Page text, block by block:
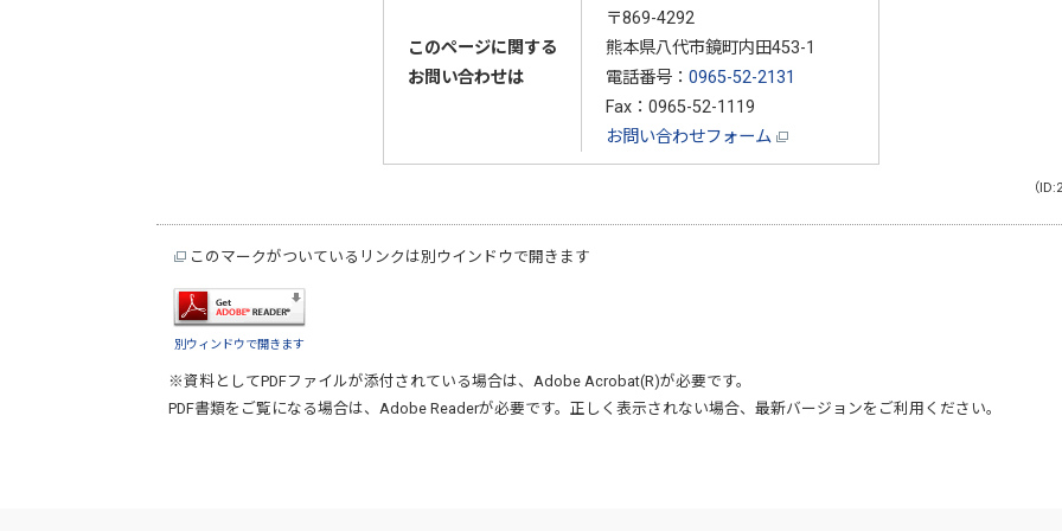
このページに関する
お問い合わせは
〒869-4292
熊本県八代市鏡町内田453-1
電話番号： 0965-52-2131
Fax：0965-52-1119
お問い合わせフォーム
（
このマークがついているリンクは別ウインドウで開きます
別ウィンドウで開きます
※資料としてPDFファイルが添付されている場合は、 Adobe Acrobat(R)が必要です。
PDF書類をご覧になる場合は、 Adobe Readerが必要です。正しく表示されない場合、最新バージョンをご利用ください。